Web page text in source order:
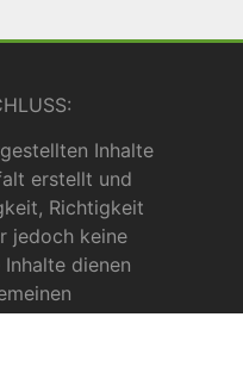
Inhalte
erstellt und
Richtigkeit
jedoch keine
dienen